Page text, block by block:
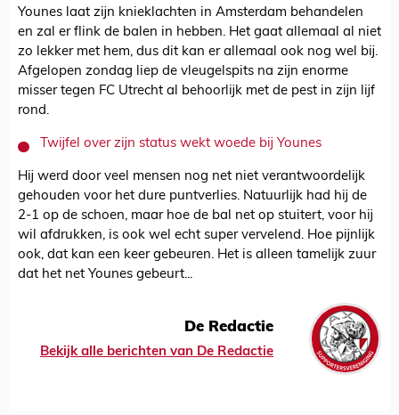
Younes laat zijn knieklachten in Amsterdam behandelen
en zal er flink de balen in hebben. Het gaat allemaal al niet
zo lekker met hem, dus dit kan er allemaal ook nog wel bij.
Afgelopen zondag liep de vleugelspits na zijn enorme
misser tegen FC Utrecht al behoorlijk met de pest in zijn lijf
rond.
Twijfel over zijn status wekt woede bij Younes
Hij werd door veel mensen nog net niet verantwoordelijk
gehouden voor het dure puntverlies. Natuurlijk had hij de
2-1 op de schoen, maar hoe de bal net op stuitert, voor hij
wil afdrukken, is ook wel echt super vervelend. Hoe pijnlijk
ook, dat kan een keer gebeuren. Het is alleen tamelijk zuur
dat het net Younes gebeurt...
De Redactie
Bekijk alle berichten van De Redactie